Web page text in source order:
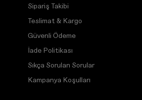
Sipariş Takibi
Teslimat & Kargo
Güvenli Ödeme
İade Politikası
Sıkça Sorulan Sorular
Kampanya Koşulları